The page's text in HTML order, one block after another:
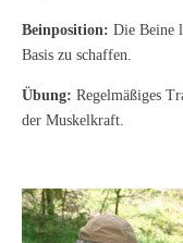
Beinposition: Die Beine
Basis zu schaffen.
Übung: Regelmäßiges
der Muskelkraft.